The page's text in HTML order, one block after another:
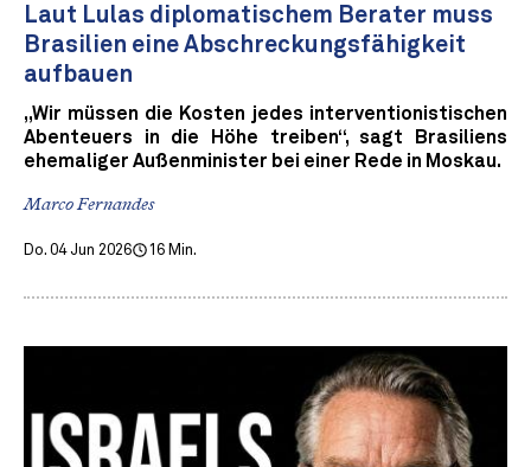
Laut Lulas diplomatischem Berater muss
Brasilien eine Abschreckungsfähigkeit
aufbauen
„Wir müssen die Kosten jedes interventionistischen
Abenteuers in die Höhe treiben“, sagt Brasiliens
ehemaliger Außenminister bei einer Rede in Moskau.
Marco Fernandes
Do. 04 Jun 2026 16 Min.